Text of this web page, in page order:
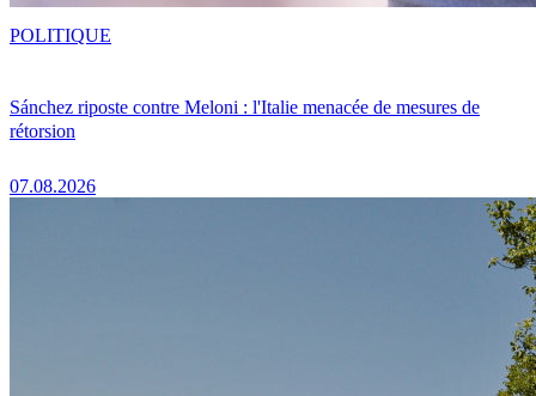
Sánchez riposte contre Meloni : l'Italie menacée de mesures de
rétorsion
07.08.2026
POLITIQUE